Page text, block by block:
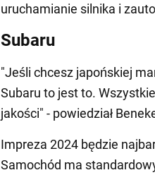
uruchamianie silnika i
Subaru
"Jeśli chcesz japońskiej
Subaru to jest to.
jakości" - powiedział
Impreza 2024 będzie
Samochód ma